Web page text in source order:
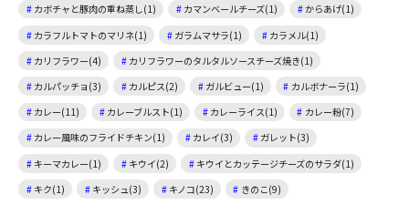
カボチャと豚肉の重ね蒸し(1)
カマンベールチーズ(1)
からあげ(1)
カラフルトマトのマリネ(1)
ガラムマサラ(1)
カラメル(1)
カリフラワー(4)
カリフラワーのタルタルソースチーズ焼き(1)
カルパッチョ(3)
カルピス(2) ガルビュー(1)
カルボナーラ(1)
カレー(11)
カレーブルスト(1) カレーライス(1)
カレー粉(7)
カレー風味のフライドチキン(1)
カレイ(3)
ガレット(3)
キーマカレー(1)
キウイ(2)
キウイとカッテージチーズのサラダ(1)
キク(1)
キッシュ(3) キノコ(23)
きのこ(9)